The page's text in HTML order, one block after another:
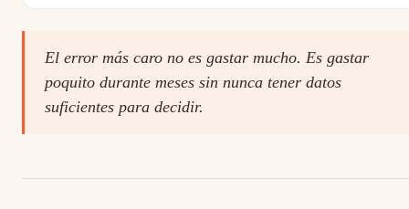
El error más caro no es gastar mucho. Es gastar
poquito durante meses sin nunca tener datos
suficientes para decidir.